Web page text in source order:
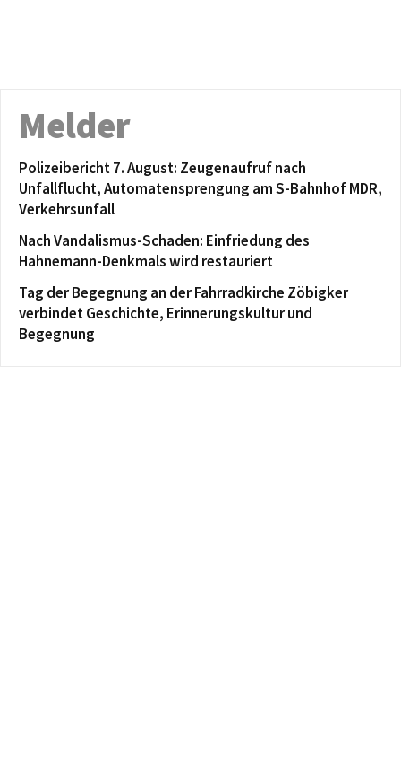
Melder
Polizeibericht 7. August: Zeugenaufruf nach
Unfallflucht, Automatensprengung am S-Bahnhof MDR,
Verkehrsunfall
Nach Vandalismus-Schaden: Einfriedung des
Hahnemann-Denkmals wird restauriert
Tag der Begegnung an der Fahrradkirche Zöbigker
verbindet Geschichte, Erinnerungskultur und
Begegnung